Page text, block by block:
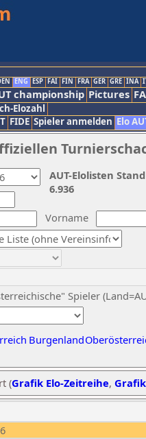
ENG ESP FAI FIN FRA GER GRE INA
championship Pictures
Elozahl
FIDE Spieler anmelden Elo
Vorname
Spieler
Burgenland
AUT-Elolisten
6.936
(Grafik Elo-Zeitreihe,